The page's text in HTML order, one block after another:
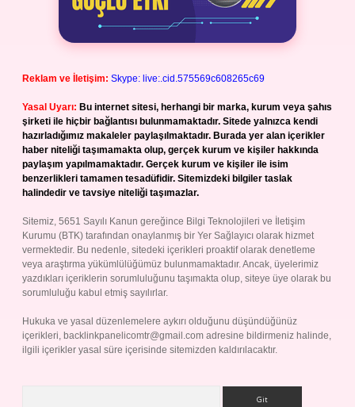
Reklam ve İletişim: Skype: live:.cid.575569c608265c69
Yasal Uyarı: Bu internet sitesi, herhangi bir marka, kurum veya şahıs
şirketi ile hiçbir bağlantısı bulunmamaktadır. Sitede yalnızca kendi
hazırladığımız makaleler paylaşılmaktadır. Burada yer alan içerikler
haber niteliği taşımamakta olup, gerçek kurum ve kişiler hakkında
paylaşım yapılmamaktadır. Gerçek kurum ve kişiler ile isim
benzerlikleri tamamen tesadüfidir. Sitemizdeki bilgiler taslak
halindedir ve tavsiye niteliği taşımazlar.
Sitemiz, 5651 Sayılı Kanun gereğince Bilgi Teknolojileri ve İletişim
Kurumu (BTK) tarafından onaylanmış bir Yer Sağlayıcı olarak hizmet
vermektedir. Bu nedenle, sitedeki içerikleri proaktif olarak denetleme
veya araştırma yükümlülüğümüz bulunmamaktadır. Ancak, üyelerimiz
yazdıkları içeriklerin sorumluluğunu taşımakta olup, siteye üye olarak bu
sorumluluğu kabul etmiş sayılırlar.
Hukuka ve yasal düzenlemelere aykırı olduğunu düşündüğünüz
içerikleri, backlinkpanelicomtr@gmail.com adresine bildirmeniz halinde,
ilgili içerikler yasal süre içerisinde sitemizden kaldırılacaktır.